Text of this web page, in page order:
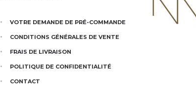
VOTRE DEMANDE DE PRÉ-COMMANDE
CONDITIONS GÉNÉRALES DE VENTE
FRAIS DE LIVRAISON
POLITIQUE DE CONFIDENTIALITÉ
CONTACT